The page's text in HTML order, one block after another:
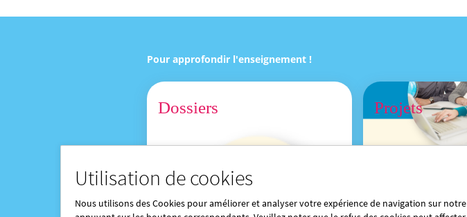
Utilisation de cookies
Nous utilisons des Cookies pour améliorer et analyser votre expérience de navigation sur
Pour approfondir l'enseignement !
Dossiers Projets